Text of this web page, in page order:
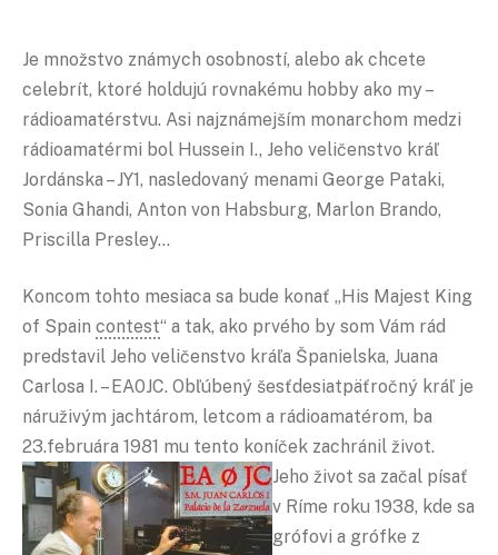
Je množstvo známych osobností, alebo ak chcete
celebrít, ktoré holdujú rovnakému hobby ako my –
rádioamatérstvu. Asi najznámejším monarchom medzi
rádioamatérmi bol Hussein I., Jeho veličenstvo kráľ
Jordánska – JY1, nasledovaný menami George Pataki,
Sonia Ghandi, Anton von Habsburg, Marlon Brando,
Priscilla Presley…
Koncom tohto mesiaca sa bude konať „His Majest King
of Spain contest“ a tak, ako prvého by som Vám rád
predstavil Jeho veličenstvo kráľa Španielska, Juana
Carlosa I. – EA0JC. Obľúbený šesťdesiatpäťročný kráľ je
náruživým jachtárom, letcom a rádioamatérom, ba
23.februára 1981 mu tento koníček zachránil život.
Jeho život sa začal písať
v Ríme roku 1938, kde sa
grófovi a grófke z